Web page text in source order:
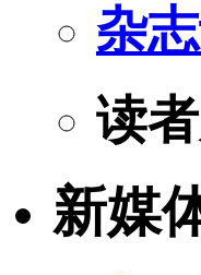
杂
读
新媒